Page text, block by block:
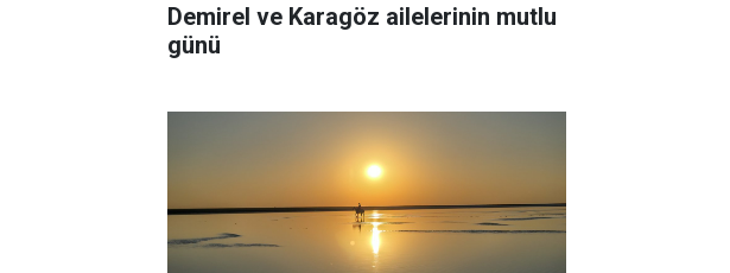
Demirel ve Karagöz ailelerinin mutlu
günü